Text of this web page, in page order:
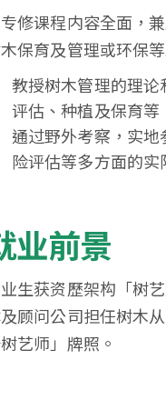
修课程内容全面，
保育及管理或环保
教授树木管理的理
评估、种植及保育等
通过野外考察，实
险评估等多方面的实
业前景
生获资歷架构「树
顾问公司担任树木
艺师」牌照。